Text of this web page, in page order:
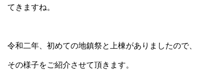
てきますね。
令和二年、初めての地鎮祭と上棟がありましたので、
その様子をご紹介させて頂きます。